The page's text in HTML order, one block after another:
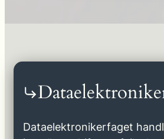
Dataelektronikerfaget